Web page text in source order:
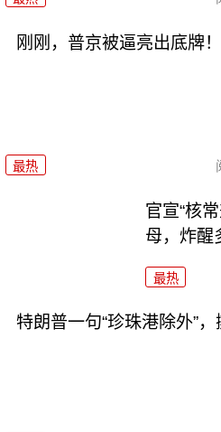
刚刚，普京被逼亮出底牌
最热
官宣“核
母，炸醒
最热
特朗普一句“珍珠港除外”